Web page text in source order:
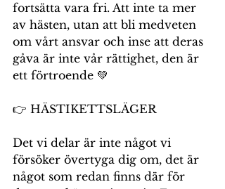
fortsätta vara fri. Att inte ta mer
av hästen, utan att bli medveten
om vårt ansvar och inse att deras
gåva är inte vår rättighet, den är
ett förtroende 💚
👉 HÄSTIKETTSLÄGER
Det vi delar är inte något vi
försöker övertyga dig om, det är
något som redan finns där för